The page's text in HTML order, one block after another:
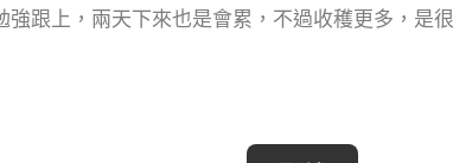
跟上，兩天下來也是會累，不過收穫更多，是